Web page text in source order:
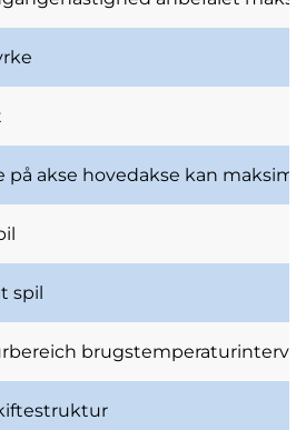
på akse hovedakse kan
spil
brugstemperaturinterval